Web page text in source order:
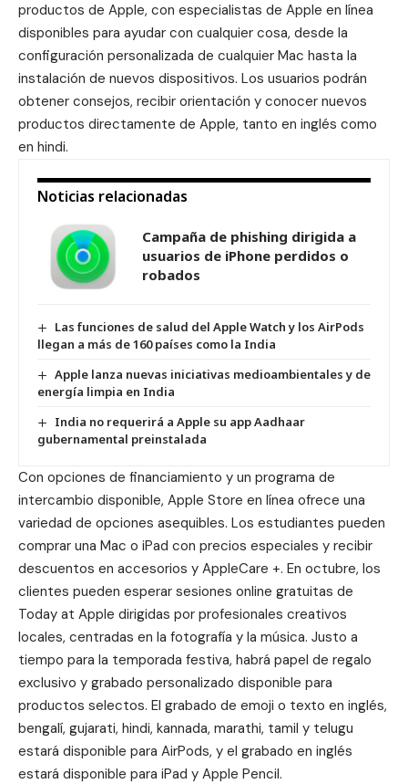
productos de Apple, con especialistas de Apple en línea
disponibles para ayudar con cualquier cosa, desde la
configuración personalizada de cualquier Mac hasta la
instalación de nuevos dispositivos. Los usuarios podrán
obtener consejos, recibir orientación y conocer nuevos
productos directamente de Apple, tanto en inglés como
en hindi.
Noticias relacionadas
Campaña de phishing dirigida a
usuarios de iPhone perdidos o
robados
Las funciones de salud del Apple Watch y los AirPods
llegan a más de 160 países como la India
Apple lanza nuevas iniciativas medioambientales y de
energía limpia en India
India no requerirá a Apple su app Aadhaar
gubernamental preinstalada
Con opciones de financiamiento y un programa de
intercambio disponible, Apple Store en línea ofrece una
variedad de opciones asequibles. Los estudiantes pueden
comprar una Mac o iPad con precios especiales y recibir
descuentos en accesorios y AppleCare +. En octubre, los
clientes pueden esperar sesiones online gratuitas de
Today at Apple dirigidas por profesionales creativos
locales, centradas en la fotografía y la música. Justo a
tiempo para la temporada festiva, habrá papel de regalo
exclusivo y grabado personalizado disponible para
productos selectos. El grabado de emoji o texto en inglés,
bengalí, gujarati, hindi, kannada, marathi, tamil y telugu
estará disponible para AirPods, y el grabado en inglés
estará disponible para iPad y Apple Pencil.